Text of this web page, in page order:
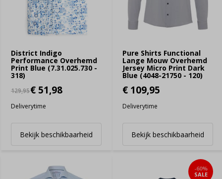
District Indigo
Performance Overhemd
Print Blue (7.31.025.730 -
318)
129,95€ 51,98
Deliverytime
Bekijk beschikbaarheid
Pure Shirts Functional
Lange Mouw Overhemd
Jersey Micro Print Dark
Blue (4048-21750 - 120)
€ 109,95
Deliverytime
Bekijk beschikbaarheid
-60%
SALE